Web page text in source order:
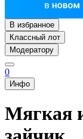
В избранное
Классный лот
Модератору
0
Инфо
Мягкая